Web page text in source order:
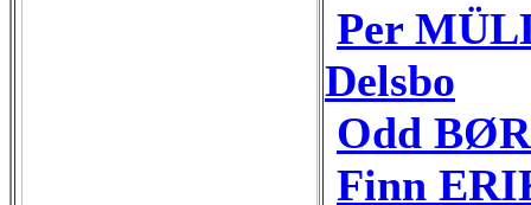
Per
Delsbo
Odd
Finn